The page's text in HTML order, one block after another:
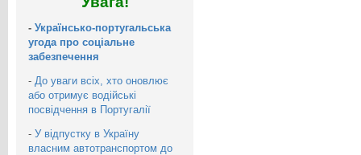
- Українсько-португальська
угода про соціальне
забезпечення
- До уваги всіх, хто оновлює
або отримує водійські
посвідчення в Португалії
- У відпустку в Україну
власним автотранспортом до